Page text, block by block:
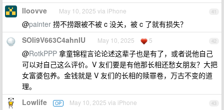
41
lloovve May 10, 2025 via iPhone
@painter 捞不捞跟被不被 c 没关，被 c 了就有损失？
42
SOIi9V663C4ahnIU May 10, 2025 5
@RotkPPP 拿童锦程言论论述这辈子也是有了，或者说他自己
可以对自己这么评价。V 友们要是有他那长相还愁女朋友？大把
女富婆包养。金钱就是 V 友们的长相的赎罪卷，万古不变的道
理。
43
Lowlife OP May 10, 2025 via iPhone